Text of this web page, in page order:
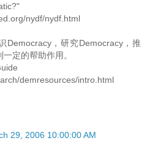
nydf/nydf.html
Democracy，研究Democracy，推
定的帮助作用。
demresources/intro.html
29, 2006 10:00:00 AM